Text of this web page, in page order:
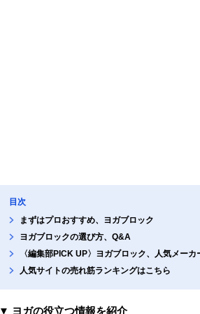
目次
まずはプロおすすめ、ヨガブロック
ヨガブロックの選び方、Q&A
〈編集部PICK UP〉ヨガブロック、人気メーカ
人気サイトの売れ筋ランキングはこちら
▼ ヨガの役立つ情報を紹介